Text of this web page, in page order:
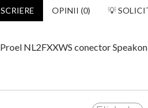
OPINII (0) 💡
Proel NL2FXXWS conector